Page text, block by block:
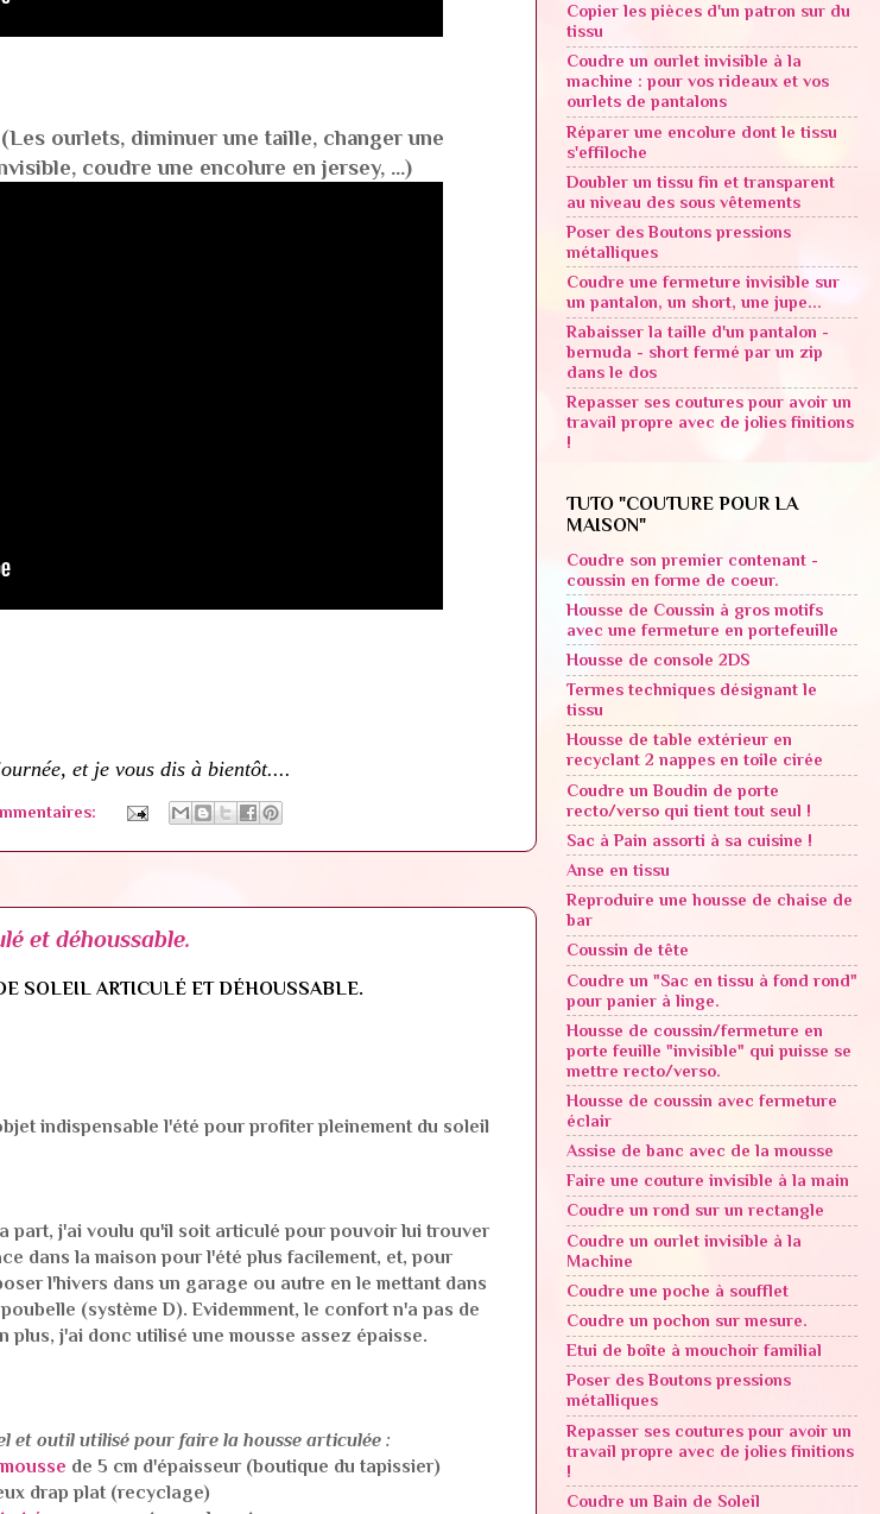
ourlets, diminuer une taille, changer une
coudre une encolure en jersey, ...)
et je vous dis à bientôt....
et déhoussable.
SOLEIL ARTICULÉ ET DÉHOUSSABLE.
indispensable l'été pour profiter pleinement du soleil
part, j'ai voulu qu'il soit articulé pour pouvoir lui trouver
dans la maison pour l'été plus facilement, et, pour
l'hivers dans un garage ou autre en le mettant dans
(système D). Evidemment, le confort n'a pas de
plus, j'ai donc utilisé une mousse assez épaisse.
et outil utilisé pour faire la housse articulée :
de 5 cm d'épaisseur (boutique du tapissier)
drap plat (recyclage)
Copier les pièces d'un patron sur du
tissu
Coudre un ourlet invisible à la
machine : pour vos rideaux et vos
ourlets de pantalons
Réparer une encolure dont le tissu
s'effiloche
Doubler un tissu fin et transparent
au niveau des sous vêtements
Poser des Boutons pressions
métalliques
Coudre une fermeture invisible sur
un pantalon, un short, une jupe...
Rabaisser la taille d'un pantalon -
bernuda - short fermé par un zip
dans le dos
Repasser ses coutures pour avoir un
travail propre avec de jolies finitions
!
TUTO "COUTURE POUR LA
MAISON"
Coudre son premier contenant -
coussin en forme de coeur.
Housse de Coussin à gros motifs
avec une fermeture en portefeuille
Housse de console 2DS
Termes techniques désignant le
tissu
Housse de table extérieur en
recyclant 2 nappes en toile cirée
Coudre un Boudin de porte
recto/verso qui tient tout seul !
Sac à Pain assorti à sa cuisine !
Anse en tissu
Reproduire une housse de chaise de
bar
Coussin de tête
Coudre un "Sac en tissu à fond rond"
pour panier à linge.
Housse de coussin/fermeture en
porte feuille "invisible" qui puisse se
mettre recto/verso.
Housse de coussin avec fermeture
éclair
Assise de banc avec de la mousse
Faire une couture invisible à la main
Coudre un rond sur un rectangle
Coudre un ourlet invisible à la
Machine
Coudre une poche à soufflet
Coudre un pochon sur mesure.
Etui de boîte à mouchoir familial
Poser des Boutons pressions
métalliques
Repasser ses coutures pour avoir un
travail propre avec de jolies finitions
!
Coudre un Bain de Soleil